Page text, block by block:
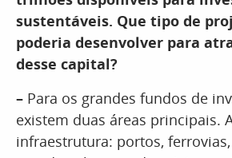
sustentáveis. Que tipo de
poderia desenvolver para
desse capital?
– Para os grandes fundos de
existem duas áreas principais.
infraestrutura: portos,